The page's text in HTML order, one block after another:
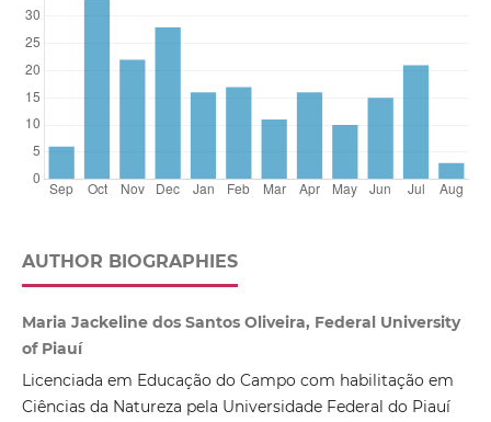
AUTHOR BIOGRAPHIES
Maria Jackeline dos Santos Oliveira, Federal University
of Piauí
Licenciada em Educação do Campo com habilitação em
Ciências da Natureza pela Universidade Federal do Piauí